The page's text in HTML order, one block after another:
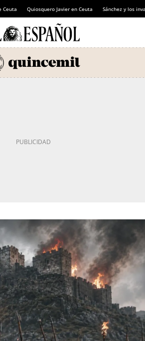
Ceuta Quiosquero Javier en Ceuta Sánchez y los